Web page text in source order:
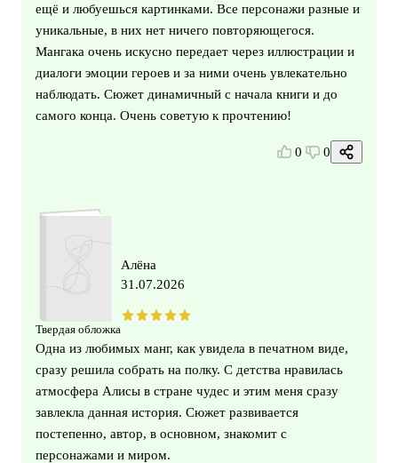
ещё и любуешься картинками. Все персонажи разные и
уникальные, в них нет ничего повторяющегося.
Мангака очень искусно передает через иллюстрации и
диалоги эмоции героев и за ними очень увлекательно
наблюдать. Сюжет динамичный с начала книги и до
самого конца. Очень советую к прочтению!
0 0
Твердая обложка
Алёна
31.07.2026
Одна из любимых манг, как увидела в печатном виде,
сразу решила собрать на полку. С детства нравилась
атмосфера Алисы в стране чудес и этим меня сразу
завлекла данная история. Сюжет развивается
постепенно, автор, в основном, знакомит с
персонажами и миром.